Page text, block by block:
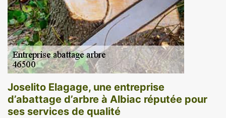
Joselito Elagage, une entreprise
d’abattage d’arbre à Albiac réputée pour
ses services de qualité